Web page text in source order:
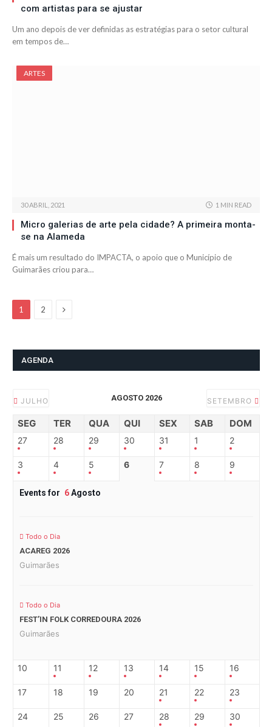
com artistas para se ajustar
Um ano depois de ver definidas as estratégias para o setor cultural
em tempos de…
ARTES
30 ABRIL, 2021 1 MIN READ
Micro galerias de arte pela cidade? A primeira monta-
se na Alameda
É mais um resultado do IMPACTA, o apoio que o Município de
Guimarães criou para…
1 2 Next
AGENDA
JULHO AGOSTO 2026 SETEMBRO
SEG TER QUA QUI SEX SAB DOM
27 28 29 30 31 1 2
3 4 5 6 7 8 9
Events for 6Agosto
Todo o Dia
ACAREG 2026
Guimarães
Todo o Dia
FEST’IN FOLK CORREDOURA 2026
Guimarães
10 11 12 13 14 15 16
17 18 19 20 21 22 23
24 25 26 27 28 29 30